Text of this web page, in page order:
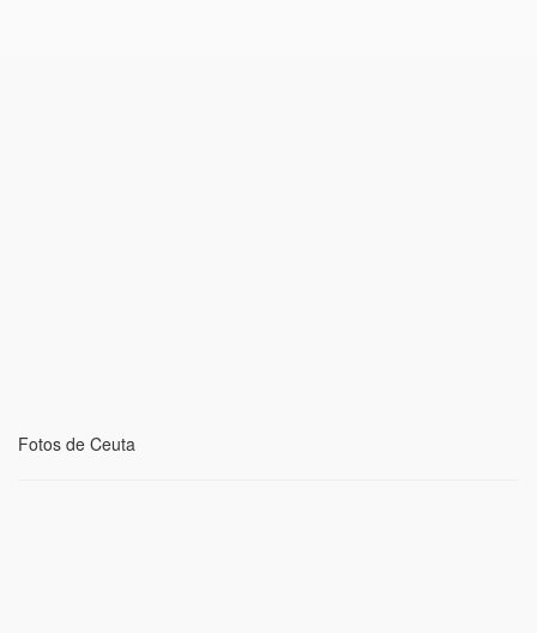
Fotos de Ceuta